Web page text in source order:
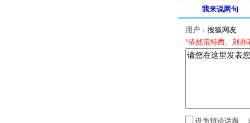
我来说两句
用户：
*依然范特西、刘
设为辩论话题